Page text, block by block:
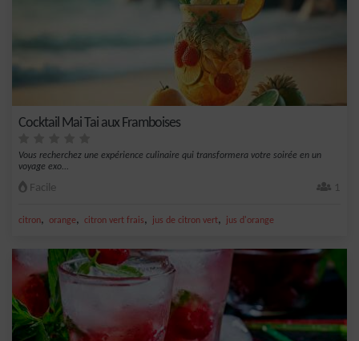
Cocktail Mai Tai aux Framboises
Vous recherchez une expérience culinaire qui transformera votre soirée en un
voyage exo...
Facile 1
citron, orange, citron vert frais, jus de citron vert, jus d'orange